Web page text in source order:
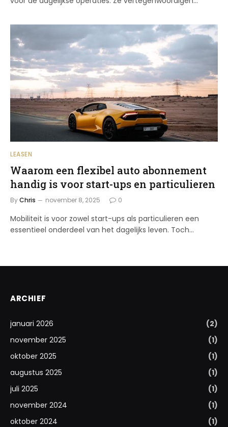
LEASEN
Waarom een flexibel auto abonnement
handig is voor start-ups en particulieren
ByChris november 8, 2025 0
Mobiliteit is voor zowel start-ups als particulieren een
essentieel onderdeel van het dagelijks leven. Toch…
ARCHIEF
januari 2026
(2)
november 2025
(1)
oktober 2025
(1)
augustus 2025
(1)
juli 2025
(1)
november 2024
(1)
oktober 2024
(1)